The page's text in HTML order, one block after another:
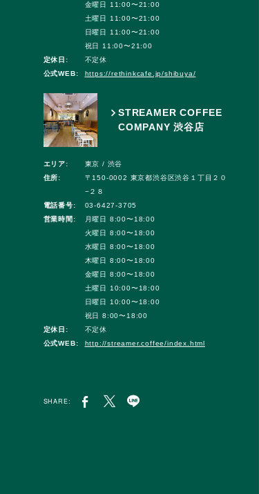
金曜日 11:00〜21:00
土曜日 11:00〜21:00
日曜日 11:00〜21:00
祝日 11:00〜21:00
定休日:
不定休
公式WEB:
https://rethinkcafe.jp/shibuya/
STREAMER COFFEE
COMPANY 渋谷店
エリア:
東京 / 渋谷
住所:
〒150-0002 東京都渋谷区渋谷１丁目２０
−２８
電話番号:
03-6427-3705
営業時間:
月曜日 8:00〜18:00
火曜日 8:00〜18:00
水曜日 8:00〜18:00
木曜日 8:00〜18:00
金曜日 8:00〜18:00
土曜日 10:00〜18:00
日曜日 10:00〜18:00
祝日 8:00〜18:00
定休日:
不定休
公式WEB:
http://streamer.coffee/index.html
SHARE: